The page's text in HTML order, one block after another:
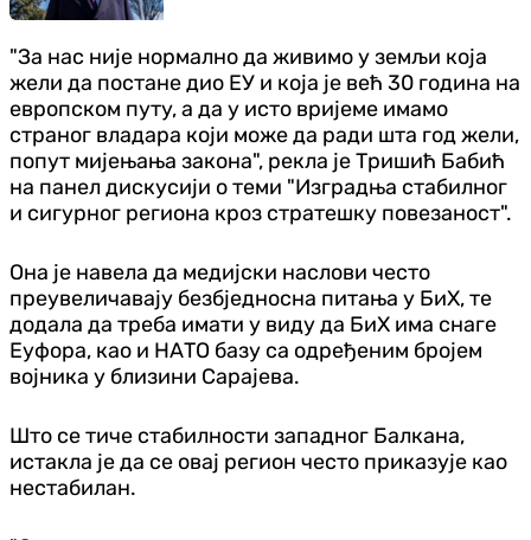
"За нас није нормално да живимо у земљи која
жели да постане дио ЕУ и која је већ 30 година на
европском путу, а да у исто вријеме имамо
страног владара који може да ради шта год жели,
попут мијењања закона", рекла је Тришић Бабић
на панел дискусији о теми "Изградња стабилног
и сигурног региона кроз стратешку повезаност".
Она је навела да медијски наслови често
преувеличавају безбједносна питања у БиХ, те
додала да треба имати у виду да БиХ има снаге
Еуфора, као и НАТО базу са одређеним бројем
војника у близини Сарајева.
Што се тиче стабилности западног Балкана,
истакла је да се овај регион често приказује као
нестабилан.